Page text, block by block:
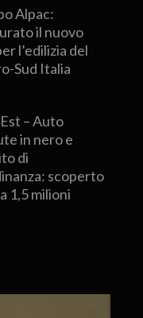
Alpac:
il nuovo
l’edilizia del
Sud Italia
– Auto
in nero e
di
scoperto
1,5 milioni